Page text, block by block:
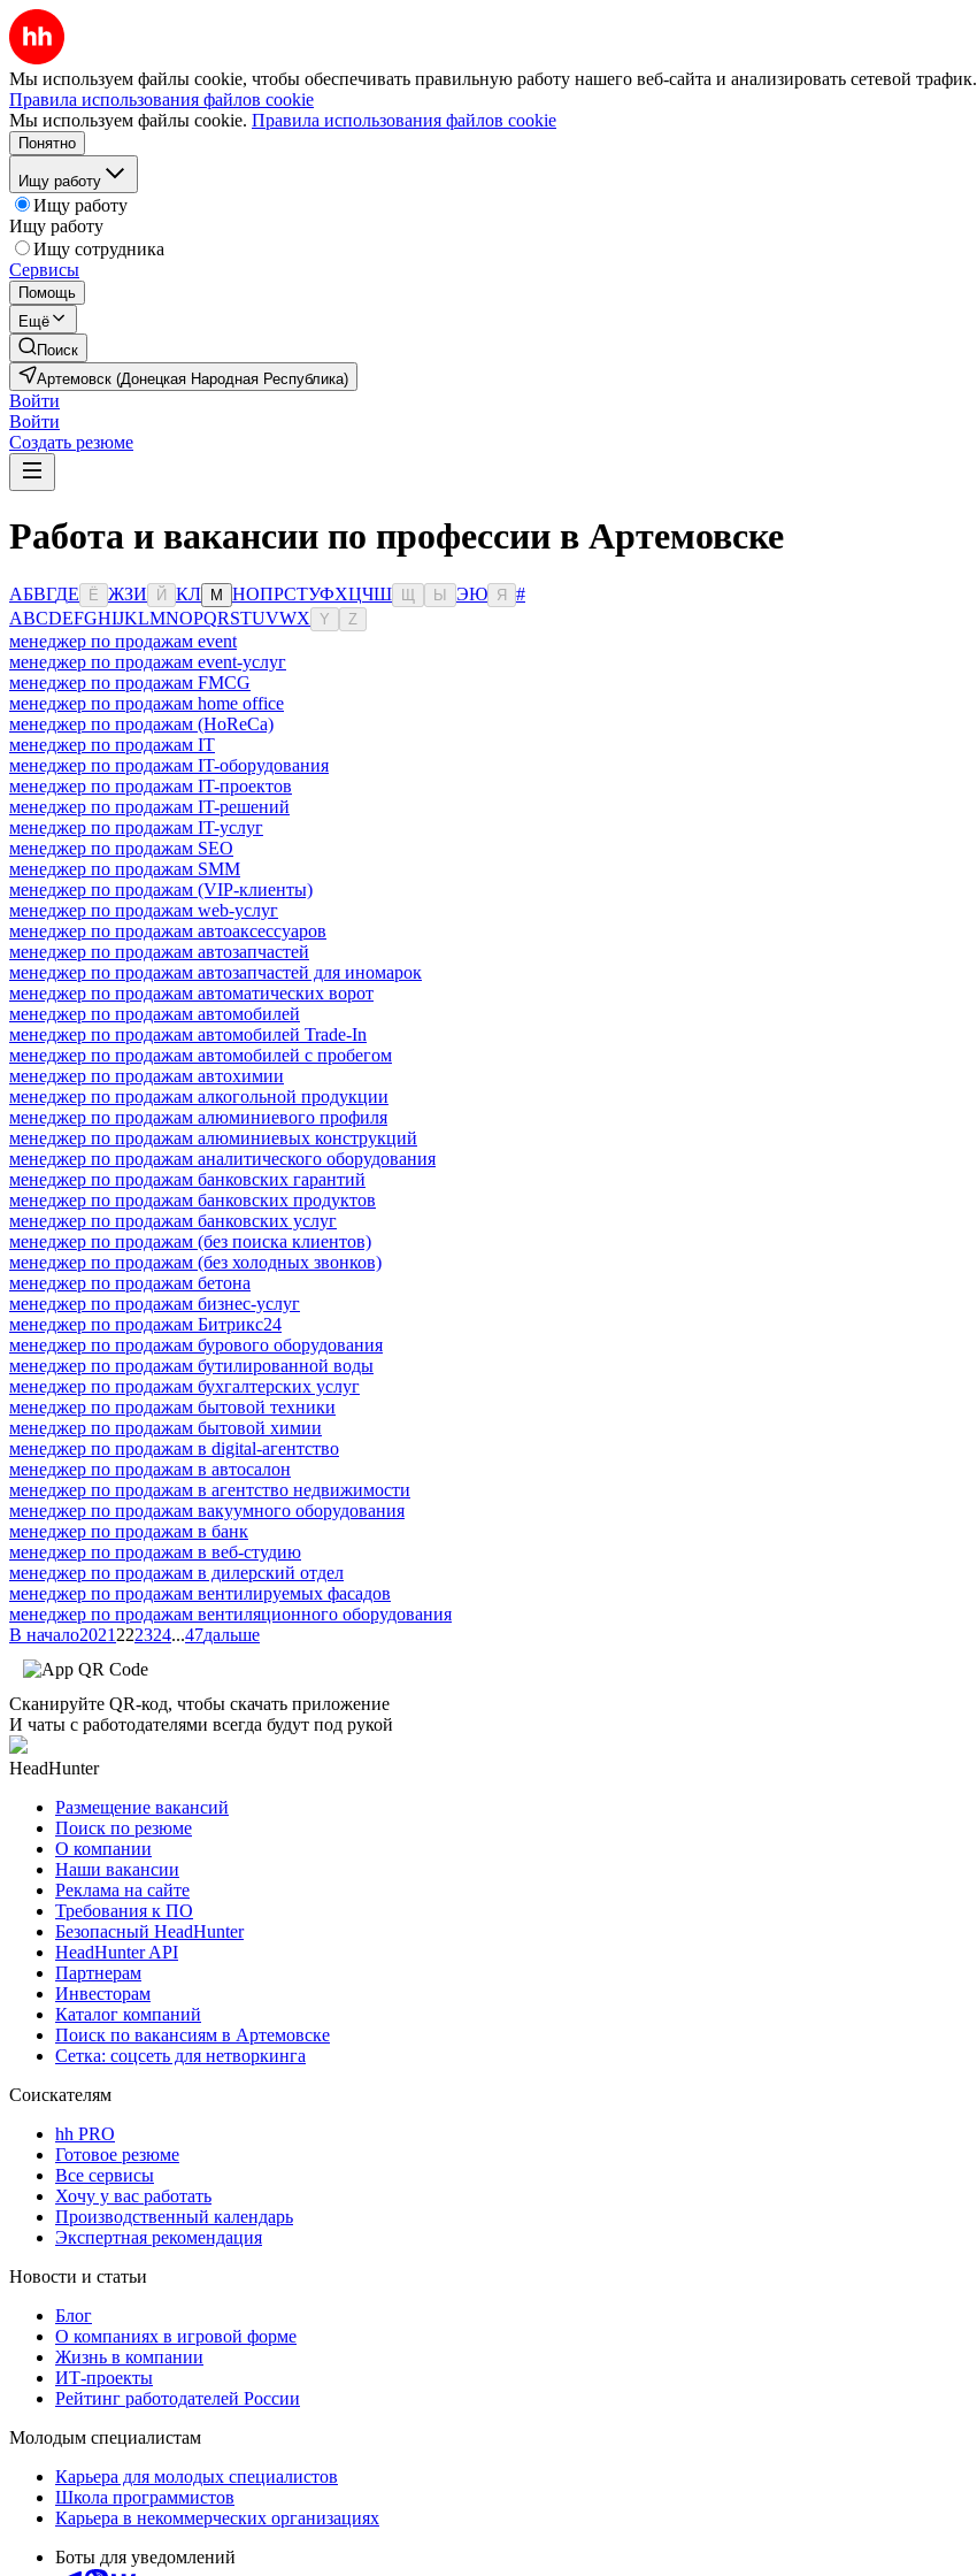
Мы используем файлы cookie, чтобы обеспечивать правильную работу нашего веб-сайта и анализировать сетевой трафик.
Правила использования файлов cookie
Мы используем файлы cookie. Правила использования файлов cookie
Понятно
Ищу работу
Ищу работу
Ищу работу
Ищу сотрудника
Сервисы
Помощь
Ещё
Поиск
Артемовск (Донецкая Народная Республика)
Войти
Войти
Создать резюме
Работа и вакансии по профессии в Артемовске
АБВГДЕ Ё ЖЗИ Й КЛ М НОПРСТУФХЦЧШ Ы ЭЮ Я
#
ABCDEFGHIJKLMNOPQRSTUVWX Y Z
менеджер по продажам event
менеджер по продажам event-услуг
менеджер по продажам FMCG
менеджер по продажам home office
менеджер по продажам (HoReCa)
менеджер по продажам IT
менеджер по продажам IT-оборудования
менеджер по продажам IT-проектов
менеджер по продажам IT-решений
менеджер по продажам IT-услуг
менеджер по продажам SEO
менеджер по продажам SMM
менеджер по продажам (VIP-клиенты)
менеджер по продажам web-услуг
менеджер по продажам автоаксессуаров
менеджер по продажам автозапчастей
менеджер по продажам автозапчастей для иномарок
менеджер по продажам автоматических ворот
менеджер по продажам автомобилей
менеджер по продажам автомобилей Trade-In
менеджер по продажам автомобилей с пробегом
менеджер по продажам автохимии
менеджер по продажам алкогольной продукции
менеджер по продажам алюминиевого профиля
менеджер по продажам алюминиевых конструкций
менеджер по продажам аналитического оборудования
менеджер по продажам банковских гарантий
менеджер по продажам банковских продуктов
менеджер по продажам банковских услуг
менеджер по продажам (без поиска клиентов)
менеджер по продажам (без холодных звонков)
менеджер по продажам бетона
менеджер по продажам бизнес-услуг
менеджер по продажам Битрикс24
менеджер по продажам бурового оборудования
менеджер по продажам бутилированной воды
менеджер по продажам бухгалтерских услуг
менеджер по продажам бытовой техники
менеджер по продажам бытовой химии
менеджер по продажам в digital-агентство
менеджер по продажам в автосалон
менеджер по продажам в агентство недвижимости
менеджер по продажам вакуумного оборудования
менеджер по продажам в банк
менеджер по продажам в веб-студию
менеджер по продажам в дилерский отдел
менеджер по продажам вентилируемых фасадов
менеджер по продажам вентиляционного оборудования
В начало2021 222324...47дальше
Сканируйте QR-код, чтобы скачать приложение
И чаты с работодателями всегда будут под рукой
HeadHunter
Размещение вакансий
Поиск по резюме
О компании
Наши вакансии
Реклама на сайте
Требования к ПО
Безопасный HeadHunter
HeadHunter API
Партнерам
Инвесторам
Каталог компаний
Поиск по вакансиям в Артемовске
Сетка: соцсеть для нетворкинга
Соискателям
hh PRO
Готовое резюме
Все сервисы
Хочу у вас работать
Производственный календарь
Экспертная рекомендация
Новости и статьи
Блог
О компаниях в игровой форме
Жизнь в компании
ИТ-проекты
Рейтинг работодателей России
Молодым специалистам
Карьера для молодых специалистов
Школа программистов
Карьера в некоммерческих организациях
Боты для уведомлений